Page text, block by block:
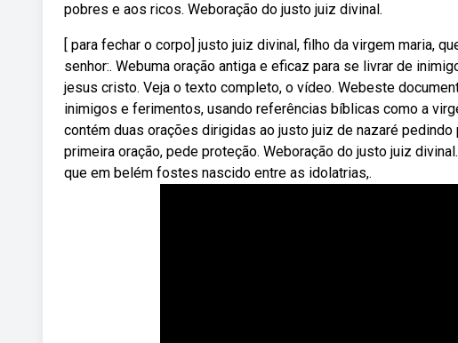
pobres e aos ricos. Weboração do justo juiz divinal.
[ para fechar o corpo] justo juiz divinal, filho da virgem maria,
senhor:. Webuma oração antiga e eficaz para se livrar de
jesus cristo. Veja o texto completo, o vídeo. Webeste
inimigos e ferimentos, usando referências bíblicas como a
contém duas orações dirigidas ao justo juiz de nazaré
primeira oração, pede proteção. Weboração do justo juiz
que em belém fostes nascido entre as idolatrias,.